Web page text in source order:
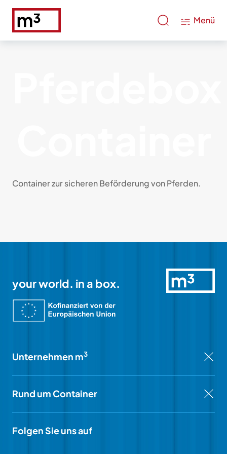
Menü
Container zur sicheren Beförderung von Pferden.
your world. in a box.
Unternehmen m3
Rund um Container
Folgen Sie uns auf